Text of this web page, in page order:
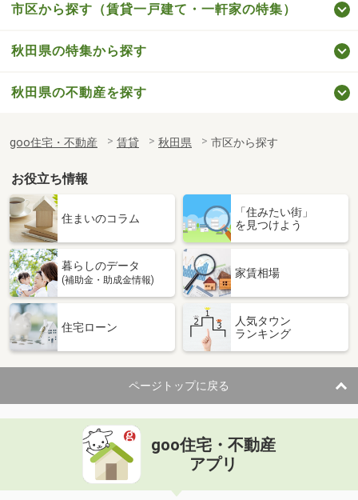
市区から探す（賃貸一戸建て・一軒家の特集）
秋田県の特集から探す
秋田県の不動産を探す
goo住宅・不動産 賃貸 秋田県 市区から探す
お役立ち情報
住まいのコラム
「住みたい街」
を見つけよう
暮らしのデータ
(補助金・助成金情報)
家賃相場
住宅ローン
人気タウン
ランキング
ページトップに戻る
goo住宅・不動産
アプリ